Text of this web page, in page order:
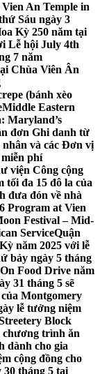
An Temple in
Sáu ngày 3
Kỳ 250 năm tại
Lễ hội July 4th
7 năm
Chùa Viên Ân
(bánh xèo
Middle Eastern
Maryland’s
đơn Ghi danh từ
nhân và các Đơn vị
phí
viện Công cộng
tối đa 15 đô la của
đưa đón về nhà
Program at Vien
Festival – Mid-
ServiceQuận
năm 2025 với lễ
bảy ngày 5 tháng
Food Drive năm
31 tháng 5 sẽ
Montgomery
lễ tưởng niệm
Block
chương trình ăn
dành cho gia
cộng đồng cho
30 tháng 5 tại